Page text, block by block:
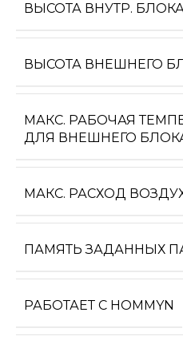
ВЫСОТА ВНУТР.
ВЫСОТА ВНЕШНЕГО
МАКС. РАБОЧАЯ
ДЛЯ ВНЕШНЕГО
МАКС. РАСХОД
ПАМЯТЬ ЗАДАННЫХ
РАБОТАЕТ С HOMMYN